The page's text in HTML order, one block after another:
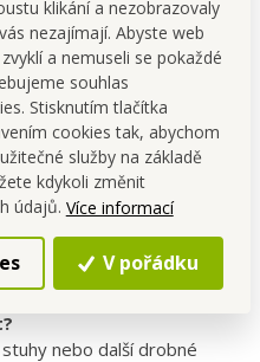
klikání a nezobrazovaly
nezajímají. Abyste web
a nemuseli se pokaždé
souhlas
Stisknutím tlačítka
cookies tak, abychom
služby na základě
kdykoli změnit
údajů. Více informací
V pořádku
o svíčku pro
aranžmá.
nebo červenými
vzhled.
použití?
před nepříznivým
nebo další drobné